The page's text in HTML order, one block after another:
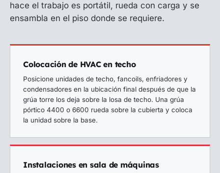
hace el trabajo es portátil, rueda con carga y se
ensambla en el piso donde se requiere.
Colocación de HVAC en techo
Posicione unidades de techo, fancoils, enfriadores y
condensadores en la ubicación final después de que la
grúa torre los deja sobre la losa de techo. Una grúa
pórtico 4400 o 6600 rueda sobre la cubierta y coloca
la unidad sobre la base.
Instalaciones en sala de máquinas